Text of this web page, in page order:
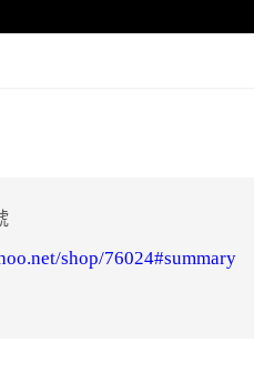
shop/76024#summary